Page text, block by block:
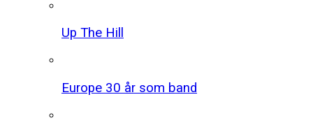
Up The Hill
Europe 30 år som band